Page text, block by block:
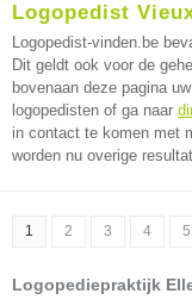
Logopedist
Logopedist-vinden.be
Dit geldt ook voor de
bovenaan deze pagina
logopedisten of ga naar
in contact te komen met
worden nu overige
1 2 3 4 5
Logopediepraktijk